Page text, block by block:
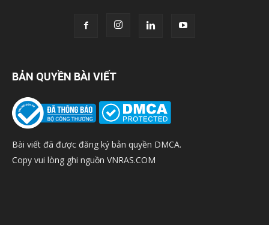
BẢN QUYỀN BÀI VIẾT
Bài viết đã được đăng ký bản quyền DMCA.
Copy vui lòng ghi nguồn VNRAS.COM